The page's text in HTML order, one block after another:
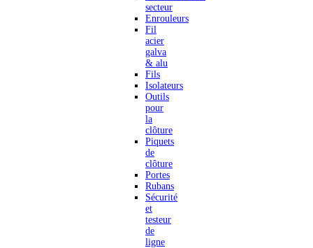
secteur
Enrouleurs
Fil
acier
galva
& alu
Fils
Isolateurs
Outils
pour
la
clôture
Piquets
de
clôture
Portes
Rubans
Sécurité
et
testeur
de
ligne